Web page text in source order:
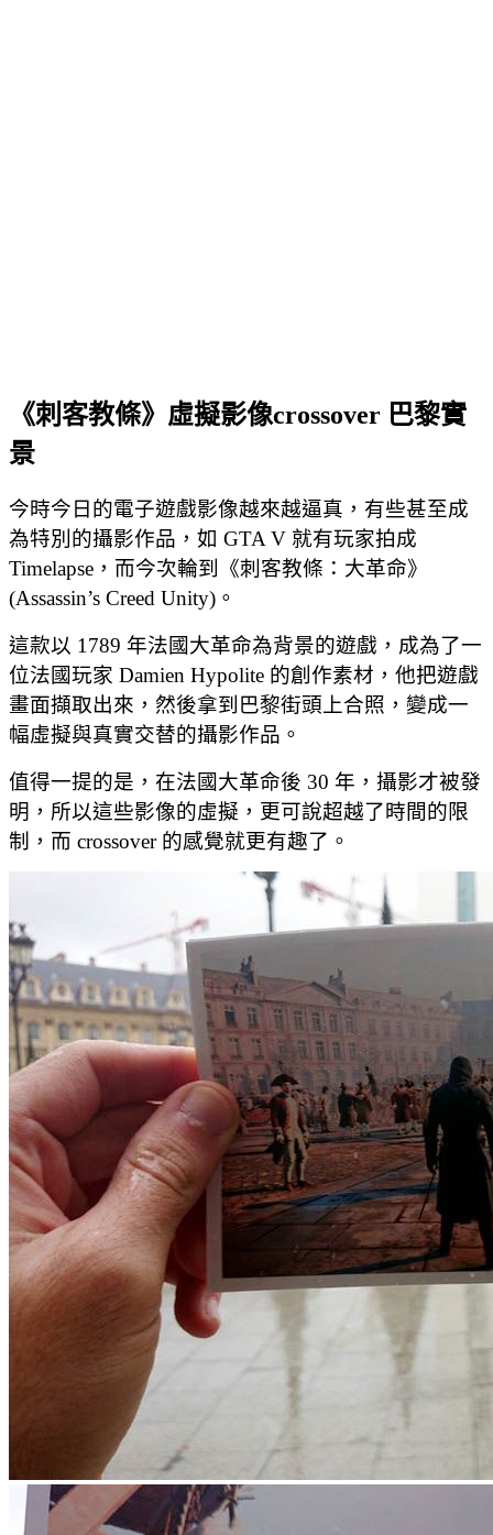
《刺客教條》虛擬影像crossover 巴黎實
景
今時今日的電子遊戲影像越來越逼真，有些甚至成
為特別的攝影作品，如 GTA V 就有玩家拍成
Timelapse，而今次輪到《刺客教條：大革命》
(Assassin’s Creed Unity)。
這款以 1789 年法國大革命為背景的遊戲，成為了一
位法國玩家 Damien Hypolite 的創作素材，他把遊戲
畫面擷取出來，然後拿到巴黎街頭上合照，變成一
幅虛擬與真實交替的攝影作品。
值得一提的是，在法國大革命後 30 年，攝影才被發
明，所以這些影像的虛擬，更可說超越了時間的限
制，而 crossover 的感覺就更有趣了。